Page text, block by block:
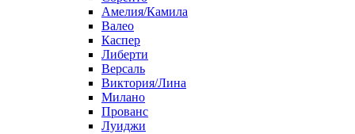
Амелия/Камила
Валео
Каспер
Либерти
Версаль
Виктория/Лина
Милано
Прованс
Луиджи